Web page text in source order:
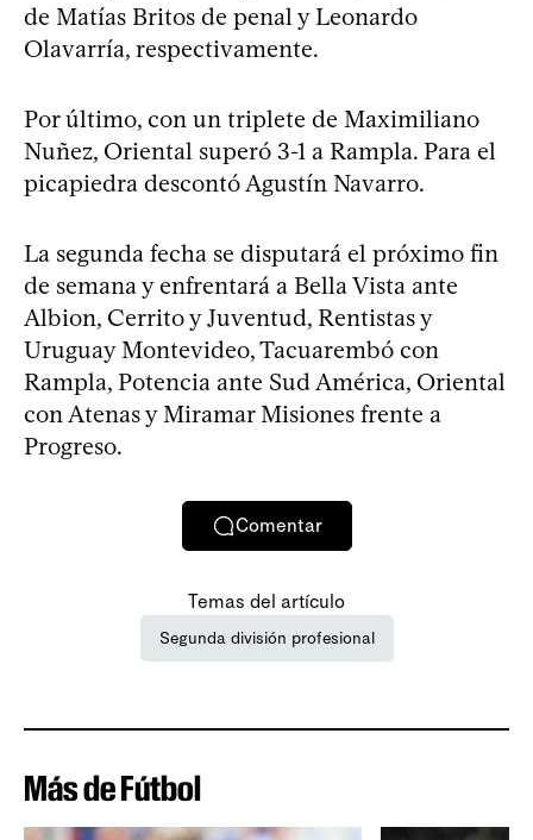
de Matías Britos de penal y Leonardo
Olavarría, respectivamente.
Por último, con un triplete de Maximiliano
Nuñez, Oriental superó 3-1 a Rampla. Para el
picapiedra descontó Agustín Navarro.
La segunda fecha se disputará el próximo fin
de semana y enfrentará a Bella Vista ante
Albion, Cerrito y Juventud, Rentistas y
Uruguay Montevideo, Tacuarembó con
Rampla, Potencia ante Sud América, Oriental
con Atenas y Miramar Misiones frente a
Progreso.
Comentar
Temas del artículo
Segunda división profesional
Más de Fútbol